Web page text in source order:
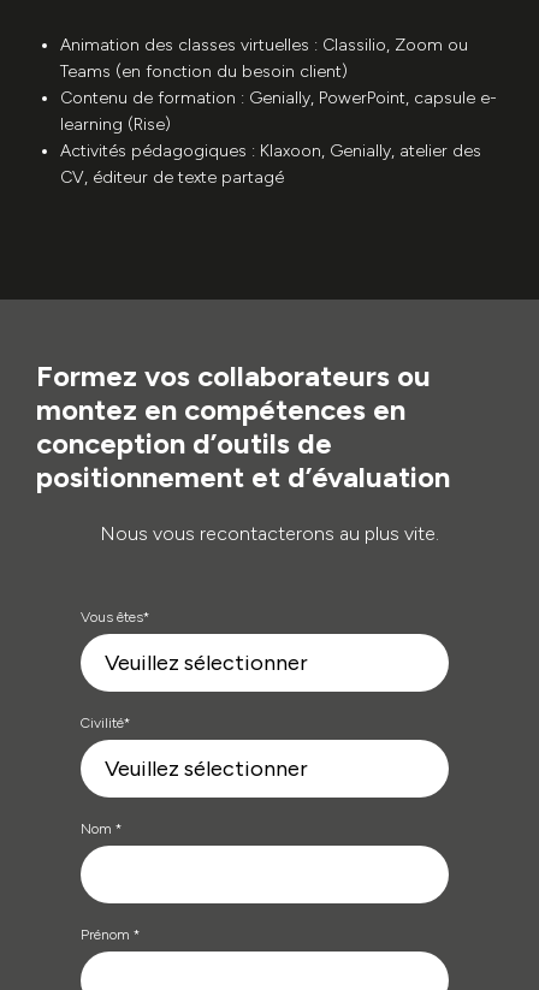
Animation des classes virtuelles : Classilio, Zoom ou
Teams (en fonction du besoin client)
Contenu de formation : Genially, PowerPoint, capsule e-
learning (Rise)
Activités pédagogiques : Klaxoon, Genially, atelier des
CV, éditeur de texte partagé
Formez vos collaborateurs ou
montez en compétences en
conception d’outils de
positionnement et d’évaluation
Nous vous recontacterons au plus vite.
Vous êtes*
Civilité*
Nom *
Prénom *